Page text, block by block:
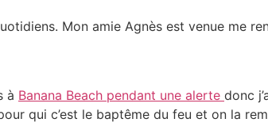
Mon amie Agnès est venue me
à Banana Beach pendant une alerte donc
qui c’est le baptême du feu et on la